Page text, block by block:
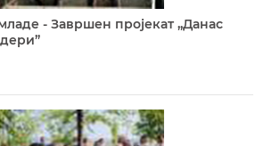
- Завршен пројекат „Данас